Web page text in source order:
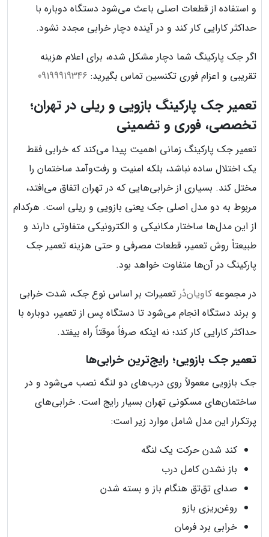
و استفاده از قطعات اصلی باعث می‌شود دستگاه دوباره با
حداکثر کارایی کار کند و در آینده دچار خرابی مجدد نشود.
اگر جک پارکینگ شما دچار مشکل شده، برای اعلام هزینه
تقریبی و اعزام فوری تکنسین تماس بگیرید: 09199919346
تعمیر جک پارکینگ بازویی و ریلی در تهران؛
تخصصی، فوری و تضمینی
تعمیر جک پارکینگ زمانی اهمیت پیدا می‌کند که خرابی فقط
یک اختلال ساده نباشد، بلکه امنیت و رفت‌وآمد ساختمان را
مختل کند. بسیاری از خرابی‌هایی که در تهران اتفاق می‌افتد،
مربوط به دو مدل اصلی جک یعنی بازویی و ریلی است. هرکدام
از این مدل‌ها ساختار مکانیکی و الکترونیکی متفاوتی دارند و
طبیعتاً روش تعمیر، قطعات مصرفی و حتی هزینه تعمیر جک
پارکینگ در آن‌ها متفاوت خواهد بود.
در مجموعه کاویان‌دُر تعمیرات بر اساس نوع جک، شدت خرابی
و برند دستگاه انجام می‌شود تا دستگاه پس از تعمیر، دوباره با
حداکثر کارایی کار کند؛ نه اینکه صرفاً موقتاً راه بیفتد.
تعمیر جک بازویی؛ رایج‌ترین خرابی‌ها
جک بازویی معمولاً روی درب‌های دو لنگه نصب می‌شود و در
ساختمان‌های مسکونی تهران بسیار رایج است. خرابی‌های
پرتکرار این مدل شامل موارد زیر است:
کند شدن حرکت یک لنگه
باز نشدن کامل درب
صدای تق‌تق هنگام باز و بسته شدن
روغن‌ریزی بازو
خرابی برد فرمان